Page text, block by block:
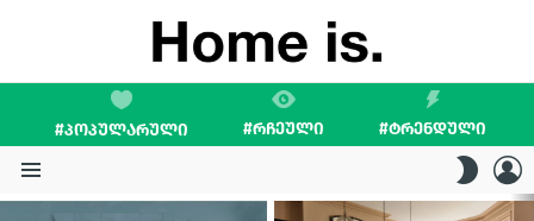
#ᲞᲝᲞᲣᲚᲐᲠᲣᲚᲘ #ᲠᲩᲔᲣᲚᲘ #ᲢᲠᲔᲜᲓᲣᲚᲘ
SKIN